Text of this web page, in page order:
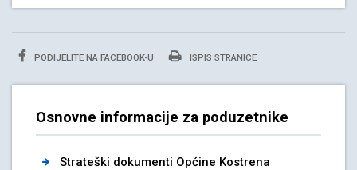
PODIJELITE NA FACEBOOK-U ISPIS STRANICE
Osnovne informacije za poduzetnike
Strateški dokumenti Općine Kostrena